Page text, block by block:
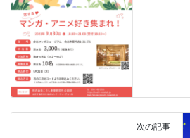
次の記事